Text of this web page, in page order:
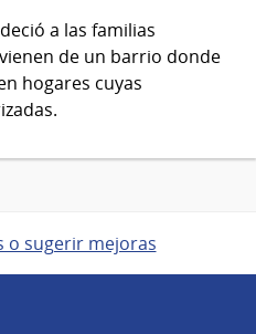
a las familias
de un barrio donde
hogares cuyas
o sugerir mejoras